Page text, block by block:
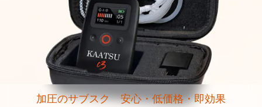
加圧のサブスク 安心・低価格・即効果